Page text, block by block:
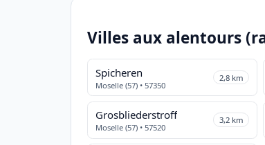
Villes aux alentours
Spicheren
Moselle (57) • 57350
2,8 km
Grosbliederstroff
Moselle (57) • 57520
3,2 km